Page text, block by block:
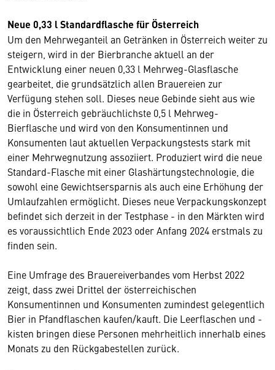
Neue 0,33 l Standardflasche für Österreich
Um den Mehrweganteil an Getränken in Österreich weiter zu
steigern, wird in der Bierbranche aktuell an der
Entwicklung einer neuen 0,33 l Mehrweg-Glasflasche
gearbeitet, die grundsätzlich allen Brauereien zur
Verfügung stehen soll. Dieses neue Gebinde sieht aus wie
die in Österreich gebräuchlichste 0,5 l Mehrweg-
Bierflasche und wird von den Konsumentinnen und
Konsumenten laut aktuellen Verpackungstests stark mit
einer Mehrwegnutzung assoziiert. Produziert wird die neue
Standard-Flasche mit einer Glashärtungstechnologie, die
sowohl eine Gewichtsersparnis als auch eine Erhöhung der
Umlaufzahlen ermöglicht. Dieses neue Verpackungskonzept
befindet sich derzeit in der Testphase - in den Märkten wird
es voraussichtlich Ende 2023 oder Anfang 2024 erstmals zu
finden sein.
Eine Umfrage des Brauereiverbandes vom Herbst 2022
zeigt, dass zwei Drittel der österreichischen
Konsumentinnen und Konsumenten zumindest gelegentlich
Bier in Pfandflaschen kaufen/kauft. Die Leerflaschen und -
kisten bringen diese Personen mehrheitlich innerhalb eines
Monats zu den Rückgabestellen zurück.